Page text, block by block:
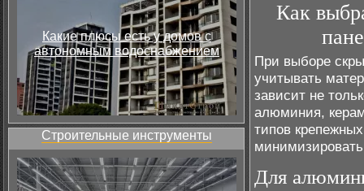
Какие плюсы есть у домов с
автономным водоснабжением
Строительные инструменты
Как
При выборе
учитывать
зависит не
алюминия,
типов
Для